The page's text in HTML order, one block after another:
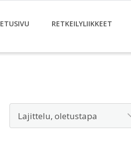
ETUSIVU RETKEILYLIIKKEET